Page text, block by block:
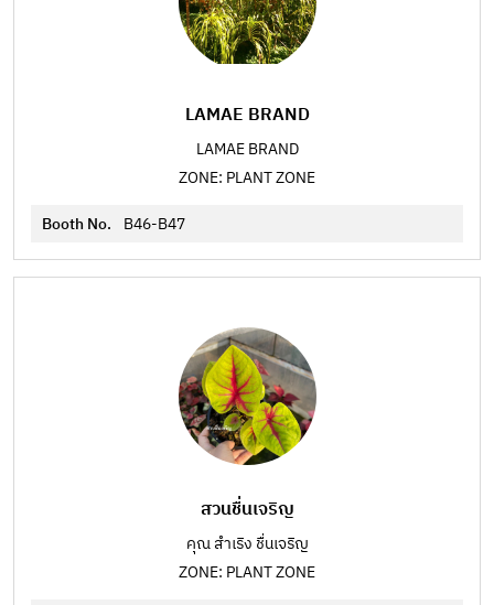
LAMAE BRAND
LAMAE BRAND
ZONE: PLANT ZONE
Booth No. B46-B47
สวนชื่นเจริญ
คุณ สำเริง ชื่นเจริญ
ZONE: PLANT ZONE